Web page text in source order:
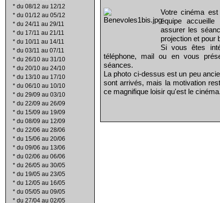
* du 08/12 au 12/12
* du 01/12 au 05/12
* du 24/11 au 29/11
* du 17/11 au 21/11
* du 10/11 au 14/11
* du 03/11 au 07/11
* du 26/10 au 31/10
* du 20/10 au 24/10
* du 13/10 au 17/10
* du 06/10 au 10/10
* du 29/09 au 03/10
* du 22/09 au 26/09
* du 15/09 au 19/09
* du 08/09 au 12/09
* du 22/06 au 28/06
* du 15/06 au 20/06
* du 09/06 au 13/06
* du 02/06 au 06/06
* du 26/05 au 30/05
* du 19/05 au 23/05
* du 12/05 au 16/05
* du 05/05 au 09/05
* du 27/04 au 02/05
Votre cinéma
équipe
assurer les
projection et pour
Si vous êtes
téléphone, mail ou en vous
séances.
La photo ci-dessus est un peu
sont arrivés, mais la motivation
ce magnifique loisir qu'est le